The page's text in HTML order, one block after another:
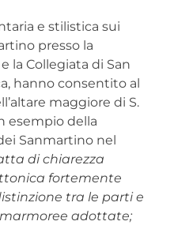
e stilistica sui
presso la
la Collegiata di San
hanno consentito al
maggiore di S.
esempio della
Sanmartino nel
di chiarezza
fortemente
tra le parti e
marmoree adottate;